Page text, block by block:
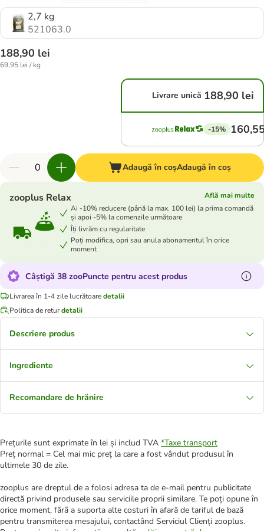
2,7 kg
521063.0
188,90 lei
69,95 lei / kg
Livrare unică 188,90 lei
-15%
Adaugă în coșAdaugă în coș
zooplus Relax
Află mai multe
Ai -10% reducere (până la max. 100 lei) la prima comandă
și apoi -5% la comenzile următoare
Îți livrăm cu regularitate
Poți modifica, opri sau anula abonamentul în orice
moment
Câștigă 38 zooPuncte pentru acest produs
Livrarea în 1-4 zile lucrătoaredetalii
Politica de returdetalii
Descriere produs
Ingrediente
Recomandare de hrănire
Prețurile sunt exprimate în lei și includ TVA *Taxe transport
Preț normal = Cel mai mic preț la care a fost vândut produsul în
ultimele 30 de zile.
zooplus are dreptul de a folosi adresa ta de e-mail pentru publicitate
directă privind produsele sau serviciile proprii similare. Te poți opune în
orice moment, fără a suporta alte costuri în afară de tariful de bază
pentru transmiterea mesajului, contactând Serviciul Clienți zooplus.